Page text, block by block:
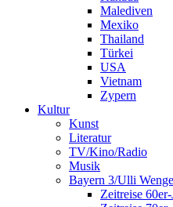
Malediven
Mexiko
Thailand
Türkei
USA
Vietnam
Zypern
Kultur
Kunst
Literatur
TV/Kino/Radio
Musik
Bayern 3/Ulli
Zeitreise 60er-